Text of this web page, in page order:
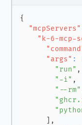
{
"mcpServers"
"k-6-mcp-
"args" :
"run" ,
"-i" ,
"--rm"
,